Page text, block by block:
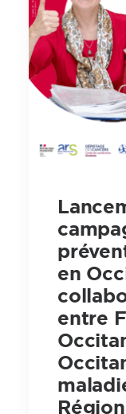
en
entre